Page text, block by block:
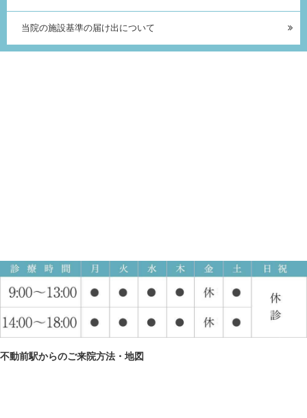
当院の施設基準の届け出について
不動前駅からのご来院方法・地図